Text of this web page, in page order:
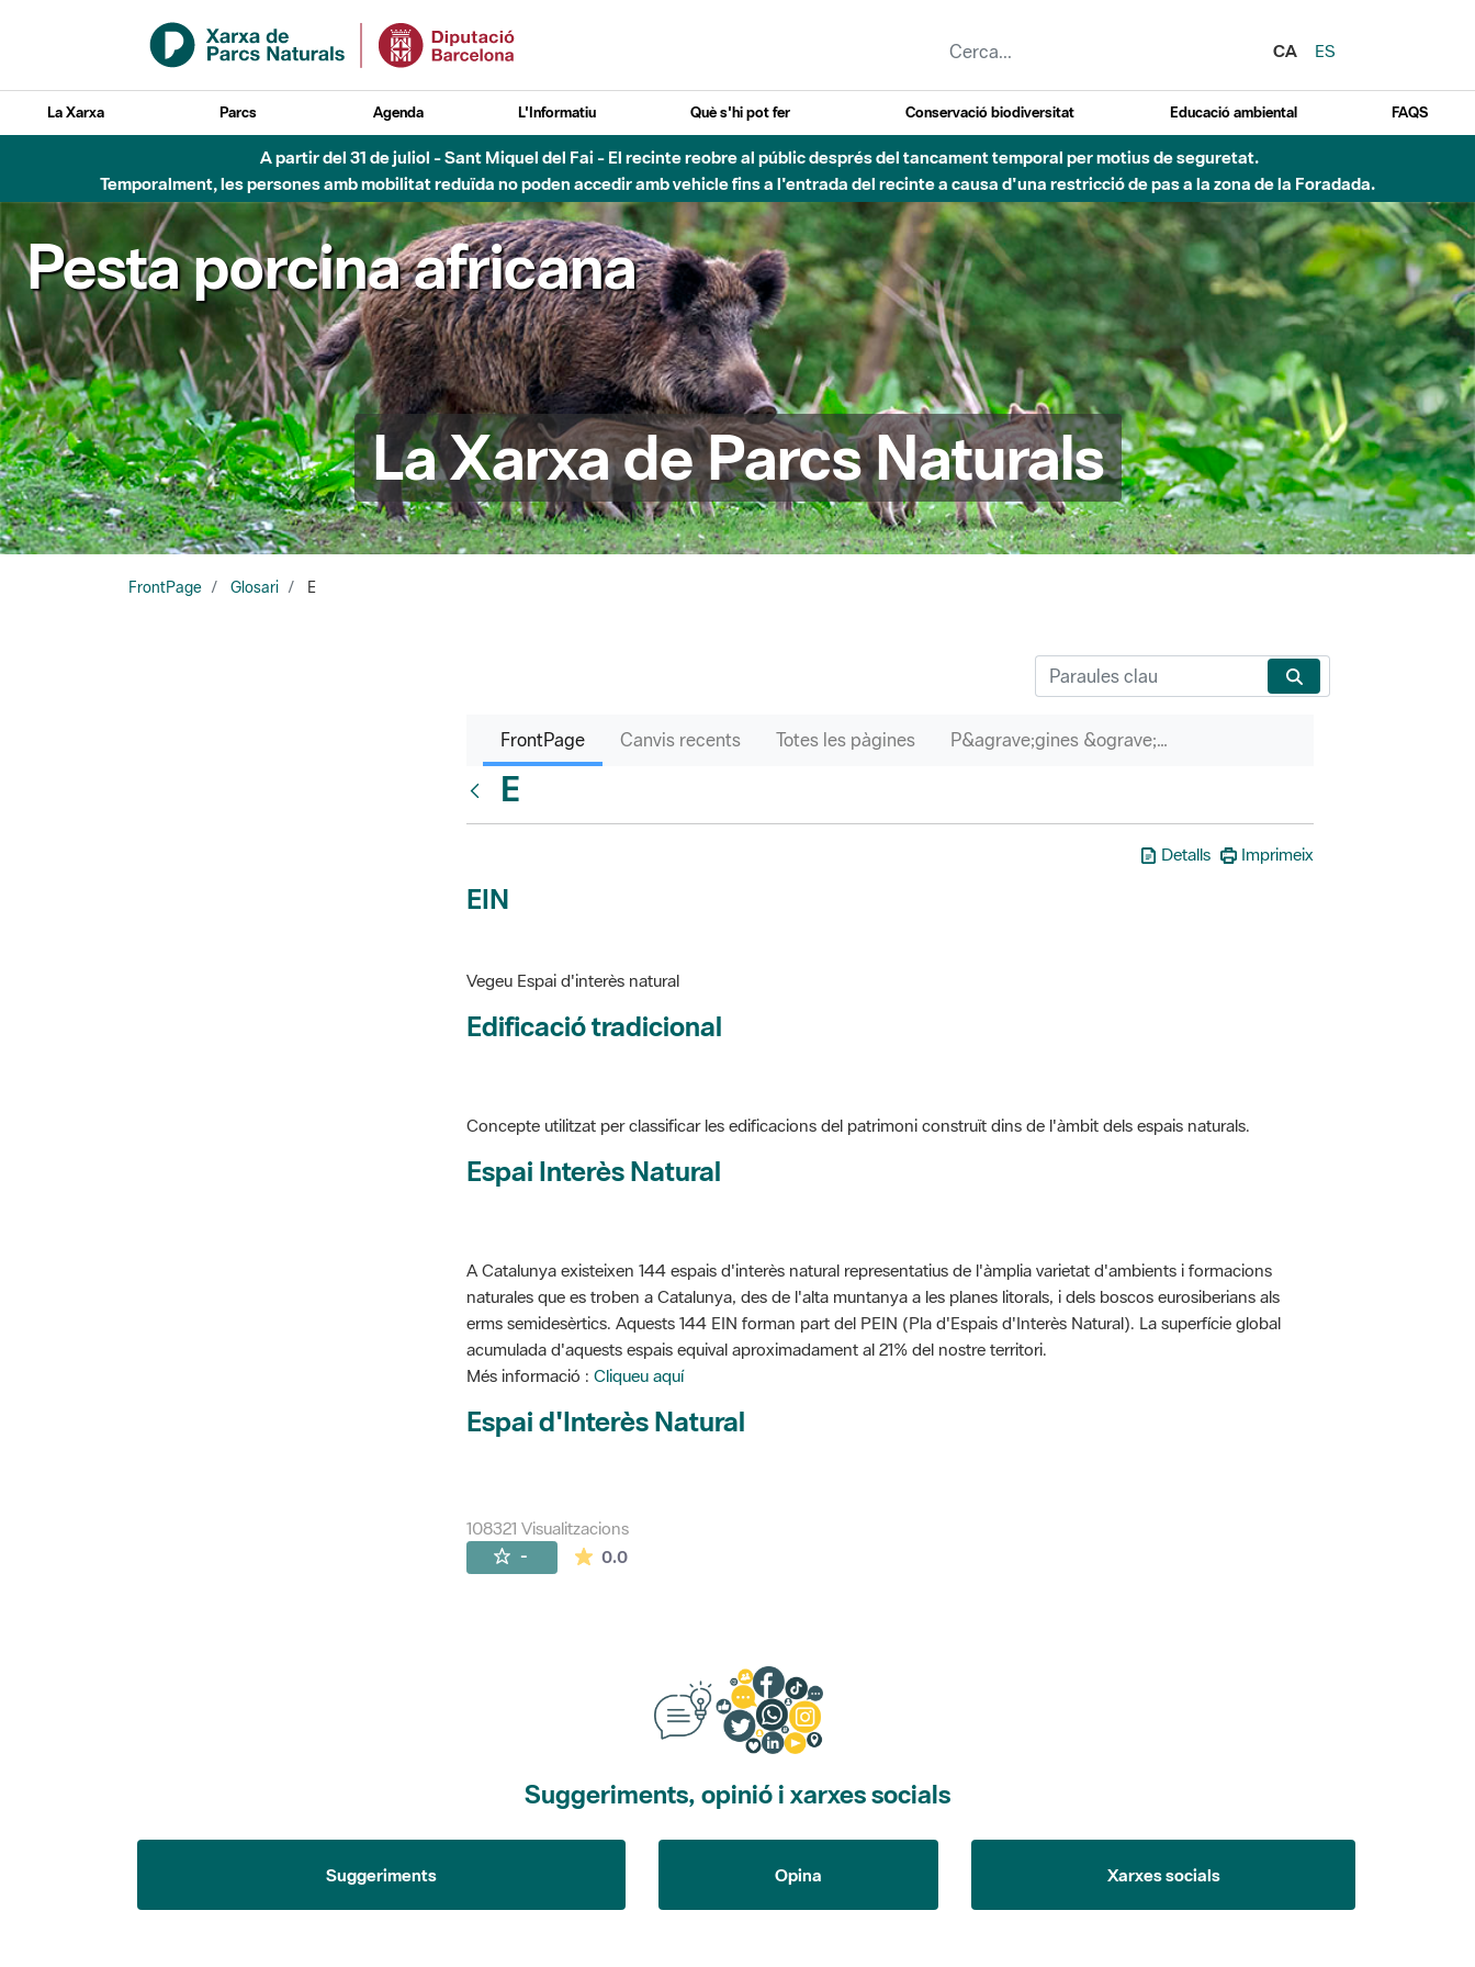
Salta al contingut principal
CA
ES
La Xarxa Parcs Agenda L'Informatiu Què s'hi pot fer Conservació biodiversitat Educació ambiental FAQS
A partir del 31 de juliol - Sant Miquel del Fai - El recinte reobre al públic després del tancament temporal per motius de seguretat.
Temporalment, les persones amb mobilitat reduïda no poden accedir amb vehicle fins a l'entrada del recinte a causa d'una restricció de pas a la zona de la Foradada.
Pesta porcina africana
La Xarxa de Parcs Naturals
FrontPage Glosari E
FrontPage Canvis recents Totes les pàgines P&agrave;gines &ograve;rfenes
E
Detalls Imprimeix
EIN
Vegeu Espai d'interès natural
Edificació tradicional
Concepte utilitzat per classificar les edificacions del patrimoni construït dins de l'àmbit dels espais naturals.
Espai Interès Natural
A Catalunya existeixen 144 espais d'interès natural representatius de l'àmplia varietat d'ambients i formacions
naturales que es troben a Catalunya, des de l'alta muntanya a les planes litorals, i dels boscos eurosiberians als
erms semidesèrtics. Aquests 144 EIN forman part del PEIN (Pla d'Espais d'Interès Natural). La superfície global
acumulada d'aquests espais equival aproximadament al 21% del nostre territori.
Més informació : Cliqueu aquí
Espai d'Interès Natural
108321 Visualitzacions
- 0.0La mitjana de les valoracions és de 0 estrelles de 5.
Suggeriments, opinió i xarxes socials
Suggeriments Opina Xarxes socials